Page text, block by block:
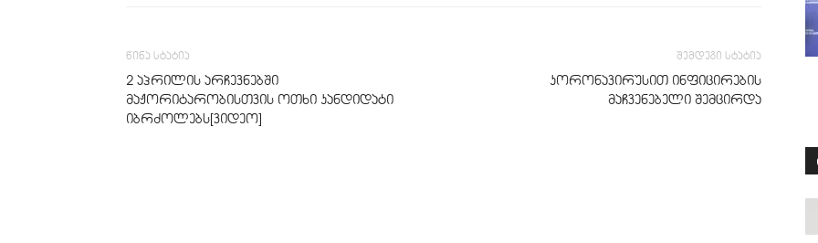
წინა სტატია
2 აპრილის არჩევნებში
მაჟორიტარობისთვის ოთხი კანდიდატი
იბრძოლებს[ვიდეო]
შემდეგი სტატია
კორონავირუსით ინფიცირების
მაჩვენებელი შემცირდა